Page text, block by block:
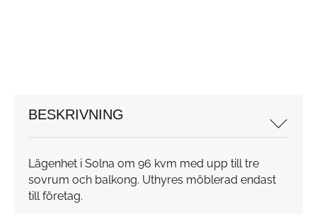
BESKRIVNING
Lägenhet i Solna om 96 kvm med upp till tre
sovrum och balkong. Uthyres möblerad endast
till företag.